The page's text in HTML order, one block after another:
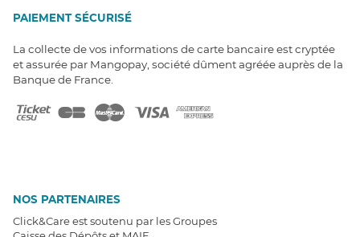
PAIEMENT SÉCURISÉ
La collecte de vos informations de carte bancaire est cryptée
et assurée par Mangopay, société dûment agréée auprès de la
Banque de France.
NOS PARTENAIRES
Click&Care est soutenu par les Groupes